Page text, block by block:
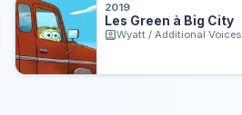
2019
Les Green à Big City
Wyatt / Additional Voices